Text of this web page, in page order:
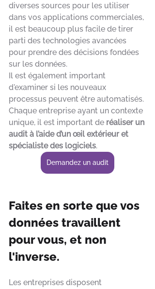
diverses sources pour les utiliser
dans vos applications commerciales,
il est beaucoup plus facile de tirer
parti des technologies avancées
pour prendre des décisions fondées
sur les données.
Il est également important
d'examiner si les nouveaux
processus peuvent être automatisés.
Chaque entreprise ayant un contexte
unique, il est important de réaliser un
audit à l’aide d’un œil extérieur et
spécialiste des logiciels.
Demandez un audit
Faites en sorte que vos
données travaillent
pour vous, et non
l'inverse.
Les entreprises disposent